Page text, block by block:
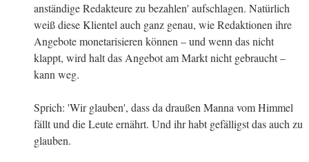
anständige Redakteure zu bezahlen' aufschlagen. Natürlich
weiß diese Klientel auch ganz genau, wie Redaktionen ihre
Angebote monetarisieren können – und wenn das nicht
klappt, wird halt das Angebot am Markt nicht gebraucht –
kann weg.
Sprich: 'Wir glauben', dass da draußen Manna vom Himmel
fällt und die Leute ernährt. Und ihr habt gefälligst das auch zu
glauben.